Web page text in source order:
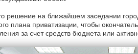
решение на ближайшем заседании
плана приватизации, чтобы
за счет средств бюджета или